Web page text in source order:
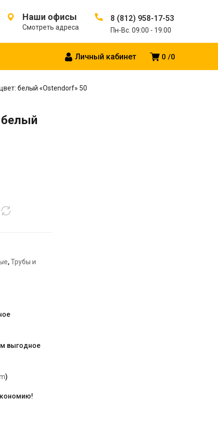
Наши офисы
Смотреть адреса
8 (812) 958-17-53
Пн-Вс. 09:00 - 19:00
0 0
Личный кабинет
белый «Ostendorf» 50
,Трубы и
выгодное
)